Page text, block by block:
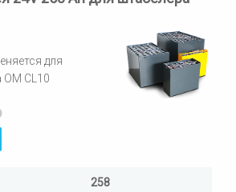
для
CL10
258